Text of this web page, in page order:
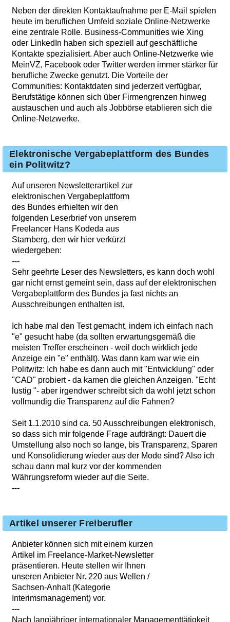
Neben der direkten Kontaktaufnahme per E-Mail spielen
heute im beruflichen Umfeld soziale Online-Netzwerke
eine zentrale Rolle. Business-Communities wie Xing
oder LinkedIn haben sich speziell auf geschäftliche
Kontakte spezialisiert. Aber auch Online-Netzwerke wie
MeinVZ, Facebook oder Twitter werden immer stärker für
berufliche Zwecke genutzt. Die Vorteile der
Communities: Kontaktdaten sind jederzeit verfügbar,
Berufstätige können sich über Firmengrenzen hinweg
austauschen und auch als Jobbörse etablieren sich die
Online-Netzwerke.
Elektronische Vergabeplattform des Bundes
ein Politwitz?
Auf unseren Newsletterartikel zur
elektronischen Vergabeplattform
des Bundes erhielten wir den
folgenden Leserbrief von unserem
Freelancer Hans Kodeda aus
Starnberg, den wir hier verkürzt
wiedergeben:
---
Sehr geehrte Leser des Newsletters, es kann doch wohl
gar nicht ernst gemeint sein, dass auf der elektronischen
Vergabeplattform des Bundes ja fast nichts an
Ausschreibungen enthalten ist.
Ich habe mal den Test gemacht, indem ich einfach nach
"e" gesucht habe (da sollten erwartungsgemäß die
meisten Treffer erscheinen - weil doch wirklich jede
Anzeige ein "e" enthält). Was dann kam war wie ein
Politwitz: Ich habe es dann auch mit "Entwicklung" oder
"CAD" probiert - da kamen die gleichen Anzeigen. "Echt
lustig "- aber irgendwer schreibt sich da wohl jetzt schon
vollmundig die Transparenz auf die Fahnen?
Seit 1.1.2010 sind ca. 50 Ausschreibungen elektronisch,
so dass sich mir folgende Frage aufdrängt: Dauert die
Umstellung also noch so lange, bis Transparenz, Sparen
und Konsolidierung wieder aus der Mode sind? Also ich
schau dann mal kurz vor der kommenden
Währungsreform wieder auf die Seite.
---
Artikel unserer Freiberufler
Anbieter können sich mit einem kurzen
Artikel im Freelance-Market-Newsletter
präsentieren. Heute stellen wir Ihnen
unseren Anbieter Nr. 220 aus Wellen /
Sachsen-Anhalt (Kategorie
Interimsmanagement) vor.
---
Nach langjähriger internationaler Managementtätigkeit